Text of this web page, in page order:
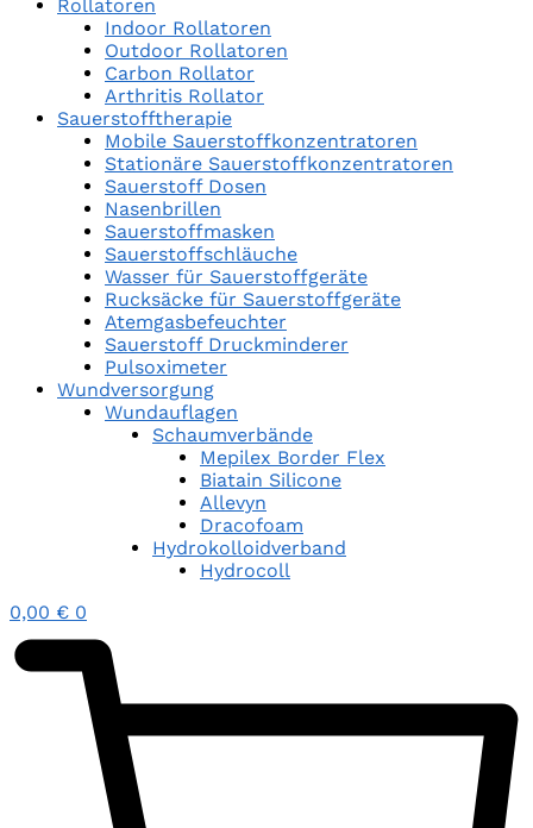
Rollatoren
Indoor Rollatoren
Outdoor Rollatoren
Carbon Rollator
Arthritis Rollator
Sauerstofftherapie
Mobile Sauerstoffkonzentratoren
Stationäre Sauerstoffkonzentratoren
Sauerstoff Dosen
Nasenbrillen
Sauerstoffmasken
Sauerstoffschläuche
Wasser für Sauerstoffgeräte
Rucksäcke für Sauerstoffgeräte
Atemgasbefeuchter
Sauerstoff Druckminderer
Pulsoximeter
Wundversorgung
Wundauflagen
Schaumverbände
Mepilex Border Flex
Biatain Silicone
Allevyn
Dracofoam
Hydrokolloidverband
Hydrocoll
0,00 € 0